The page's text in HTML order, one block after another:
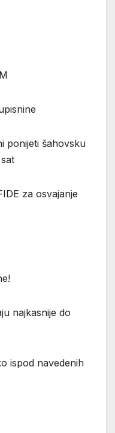
ponijeti šahovsku
za osvajanje
najkasnije do
ispod navedenih